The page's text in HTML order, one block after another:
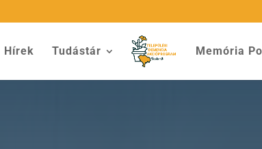
Hírek Tudástár Memória